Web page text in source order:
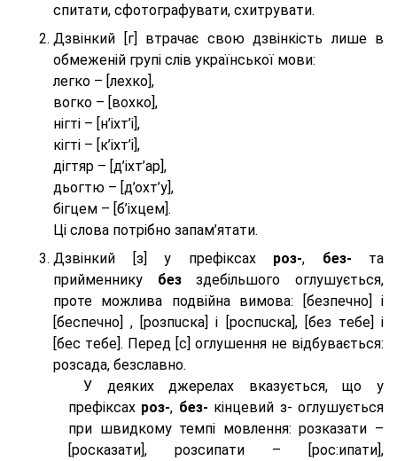
спитати, сфотографувати, схитрувати.
Дзвінкий [г] втрачає свою дзвінкість лише в
обмеженій групі слів української мови:
легко – [лехко],
вогко – [вохко],
нігті – [н’іхт’і],
кігті – [к’іхт’і],
дігтяр – [д’іхт’ар],
дьогтю – [д’охт’у],
бігцем – [б’іхцем].
Ці слова потрібно запам’ятати.
Дзвінкий [з] у префіксах роз-, без- та
прийменнику безздебільшого оглушується,
проте можлива подвійна вимова: [безпeчно] і
[беспeчно] , [розпuска] і [роспuска], [без тeбе] і
[бес тeбе]. Перед [с] оглушення не відбувається:
розсада, безславно.
У деяких джерелах вказується, що у
префіксах роз-, без- кінцевий з- оглушується
при швидкому темпі мовлення: розказати –
[росказати], розсипати – [роc:ипати],